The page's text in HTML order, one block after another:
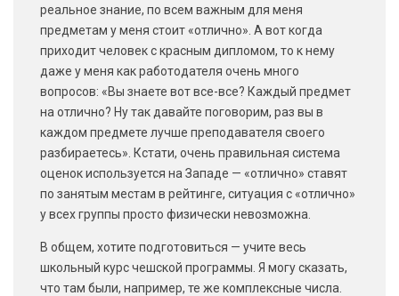
реальное знание, по всем важным для меня
предметам у меня стоит «отлично». А вот когда
приходит человек с красным дипломом, то к нему
даже у меня как работодателя очень много
вопросов: «Вы знаете вот все-все? Каждый предмет
на отлично? Ну так давайте поговорим, раз вы в
каждом предмете лучше преподавателя своего
разбираетесь». Кстати, очень правильная система
оценок используется на Западе — «отлично» ставят
по занятым местам в рейтинге, ситуация с «отлично»
у всех группы просто физически невозможна.
В общем, хотите подготовиться — учите весь
школьный курс чешской программы. Я могу сказать,
что там были, например, те же комплексные числа.